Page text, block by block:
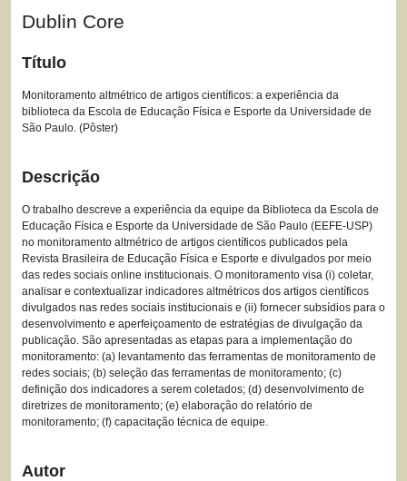
Dublin Core
Título
Monitoramento altmétrico de artigos científicos: a experiência da
biblioteca da Escola de Educação Física e Esporte da Universidade de
São Paulo. (Pôster)
Descrição
O trabalho descreve a experiência da equipe da Biblioteca da Escola de
Educação Física e Esporte da Universidade de São Paulo (EEFE-USP)
no monitoramento altmétrico de artigos científicos publicados pela
Revista Brasileira de Educação Física e Esporte e divulgados por meio
das redes sociais online institucionais. O monitoramento visa (i) coletar,
analisar e contextualizar indicadores altmétricos dos artigos científicos
divulgados nas redes sociais institucionais e (ii) fornecer subsídios para o
desenvolvimento e aperfeiçoamento de estratégias de divulgação da
publicação. São apresentadas as etapas para a implementação do
monitoramento: (a) levantamento das ferramentas de monitoramento de
redes sociais; (b) seleção das ferramentas de monitoramento; (c)
definição dos indicadores a serem coletados; (d) desenvolvimento de
diretrizes de monitoramento; (e) elaboração do relatório de
monitoramento; (f) capacitação técnica de equipe.
Autor